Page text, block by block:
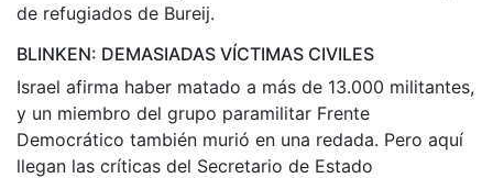
de refugiados de Bureij.
BLINKEN: DEMASIADAS VÍCTIMAS CIVILES
Israel afirma haber matado a más de 13.000 militantes,
y un miembro del grupo paramilitar Frente
Democrático también murió en una redada. Pero aquí
llegan las críticas del Secretario de Estado